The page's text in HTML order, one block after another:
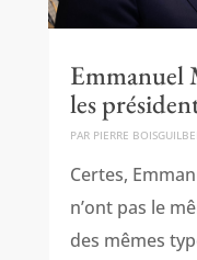
Emmanuel
les
PAR PIERRE
Certes,
n’ont pas le
des mêmes